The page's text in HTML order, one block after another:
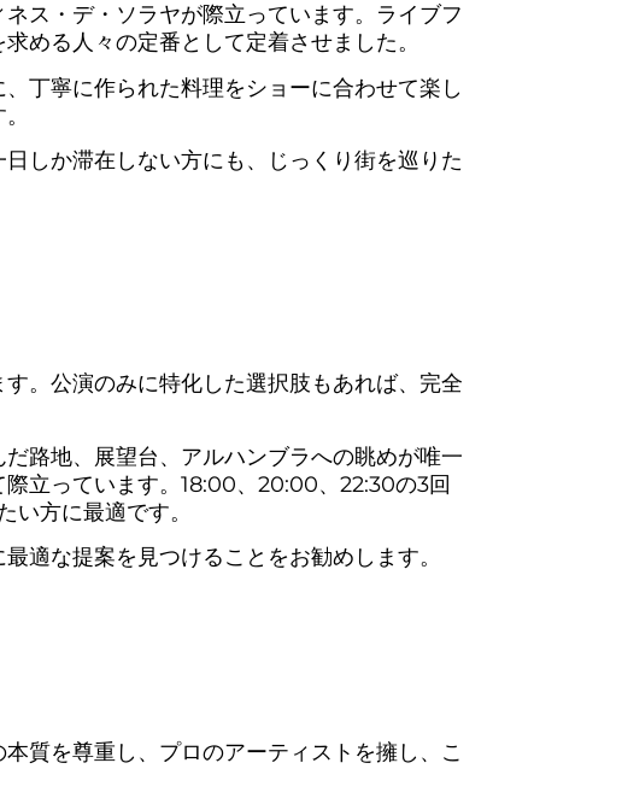
ス・デ・ソラヤが際立っています。ライブフ
める人々の定番として定着させました。
丁寧に作られた料理をショーに合わせて楽し
しか滞在しない方にも、じっくり街を巡りた
。公演のみに特化した選択肢もあれば、完全
路地、展望台、アルハンブラへの眺めが唯一
立っています。18:00、20:00、22:30の3回
方に最適です。
適な提案を見つけることをお勧めします。
質を尊重し、プロのアーティストを擁し、こ